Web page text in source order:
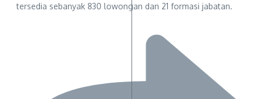
tersedia sebanyak 830 lowongan dan 21 formasi jabatan.